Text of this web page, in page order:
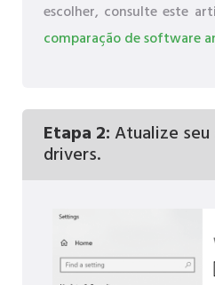
escolher, consulte este
comparação de software
Etapa 2:Atualize
drivers.